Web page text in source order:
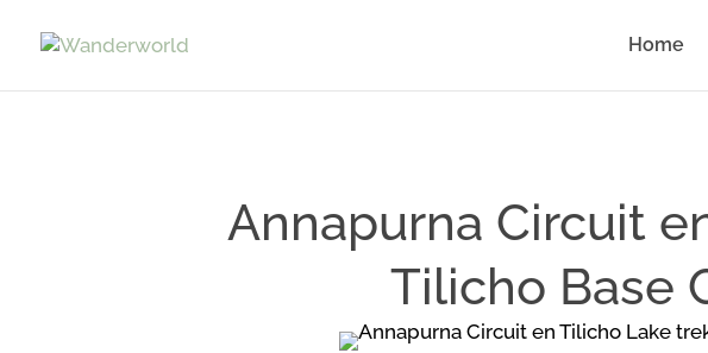
Home
Annapurna Circuit
Tilicho Base